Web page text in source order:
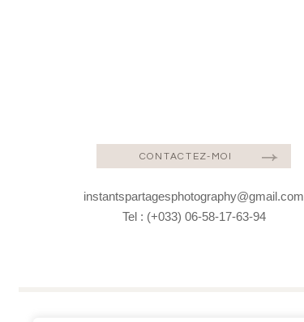
CONTACTEZ-MOI
instantspartagesphotography@gmail.com
Tel : (+033) 06-58-17-63-94